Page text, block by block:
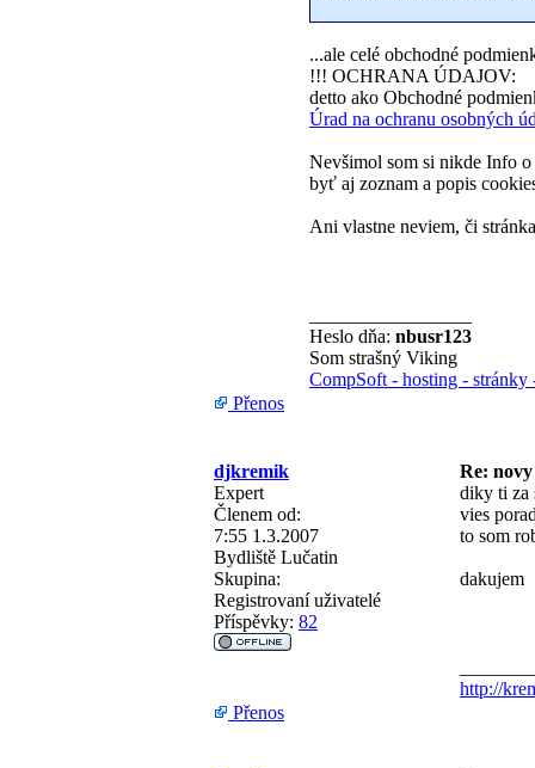
...ale celé obchodné
!!! OCHRANA ÚDAJOV:
detto ako Obchodné
Úrad na ochranu osobných
Nevšimol som si nikde Info
byť aj zoznam a popis
Ani vlastne neviem, či
Heslo dňa: nbusr123
Som strašný Viking
CompSoft - hosting - stránky
Přenos
djkremik
Re:
Expert
Členem od:
7:55 1.3.2007
Bydliště Lučatin
Skupina:
Registrovaní uživatelé
Příspěvky: 82
diky ti za
vies
to som
dakujem
http://
Přenos